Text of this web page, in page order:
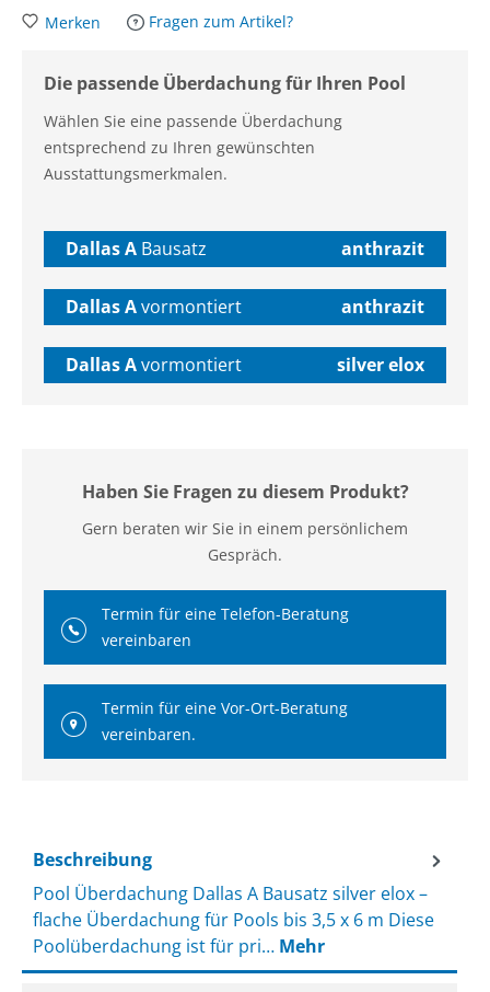
Merken Fragen zum Artikel?
Die passende Überdachung für Ihren Pool
Wählen Sie eine passende Überdachung
entsprechend zu Ihren gewünschten
Ausstattungsmerkmalen.
Dallas A Bausatz anthrazit
Dallas Avormontiert anthrazit
Dallas Avormontiert silver elox
Haben Sie Fragen zu diesem Produkt?
Gern beraten wir Sie in einem persönlichem
Gespräch.
Termin für eine Telefon-Beratung
vereinbaren
Termin für eine Vor-Ort-Beratung
vereinbaren.
Beschreibung
Pool Überdachung Dallas A Bausatz silver elox –
flache Überdachung für Pools bis 3,5 x 6 m Diese
Poolüberdachung ist für pri… Mehr